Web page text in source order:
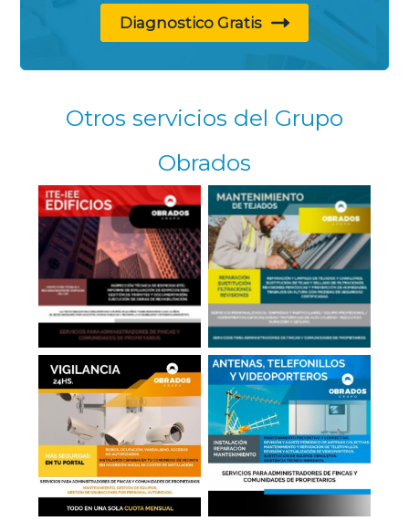
Diagnostico Gratis
Otros servicios del Grupo
Obrados
ITT-IEE de Edificios
Reparación de
Tejados en Madrid
Cámaras en Portales
Antenas, Telefonillos,
Videoporteros